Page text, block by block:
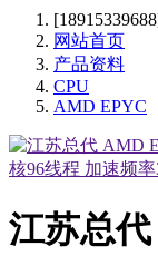
网站首页
产品资料
CPU
AMD EPYC
江苏总